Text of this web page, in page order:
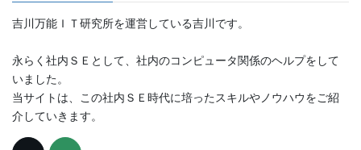
吉川万能ＩＴ研究所を運営している吉川です。
永らく社内ＳＥとして、社内のコンピュータ関係のヘルプをして
いました。
当サイトは、この社内ＳＥ時代に培ったスキルやノウハウをご紹
介していきます。